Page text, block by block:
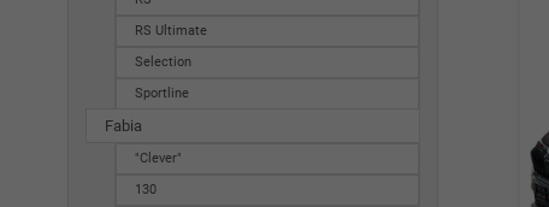
RS Ultimate
Selection
Sportline
Fabia
"Clever"
130